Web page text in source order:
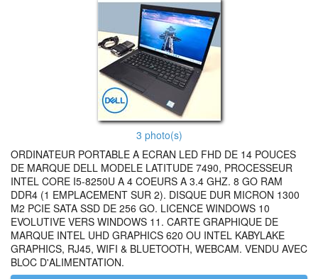
3 photo(s)
ORDINATEUR PORTABLE A ECRAN LED FHD DE 14 POUCES
DE MARQUE DELL MODELE LATITUDE 7490, PROCESSEUR
INTEL CORE I5-8250U A 4 COEURS A 3.4 GHZ. 8 GO RAM
DDR4 (1 EMPLACEMENT SUR 2). DISQUE DUR MICRON 1300
M2 PCIE SATA SSD DE 256 GO. LICENCE WINDOWS 10
EVOLUTIVE VERS WINDOWS 11. CARTE GRAPHIQUE DE
MARQUE INTEL UHD GRAPHICS 620 OU INTEL KABYLAKE
GRAPHICS, RJ45, WIFI & BLUETOOTH, WEBCAM. VENDU AVEC
BLOC D'ALIMENTATION.